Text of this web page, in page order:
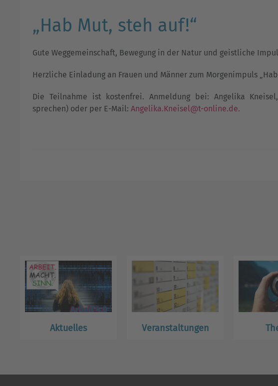
„Hab Mut, steh auf!“
Gute Weggemeinschaft, Bewegung in der Natur und geistliche
Herzliche Einladung an Frauen und Männer zum Morgenimpuls
Die Teilnahme ist kostenfrei. Anmeldung bei: Angelika
sprechen) oder per E-Mail: Angelika.Kneisel@t-online.de.
Aktuelles Veranstaltungen